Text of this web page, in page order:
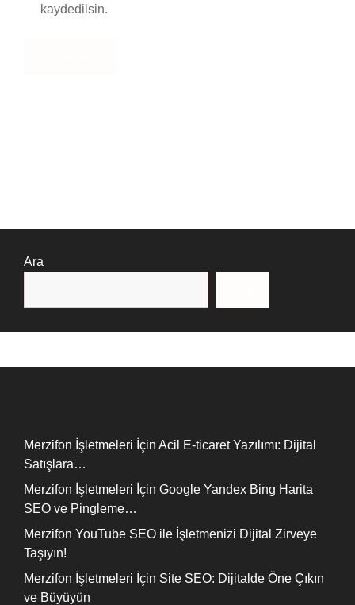
kaydedilsin.
Ara
Merzifon İşletmeleri İçin Acil E-ticaret Yazılımı: Dijital
Satışlara…
Merzifon İşletmeleri İçin Google Yandex Bing Harita
SEO ve Pingleme…
Merzifon YouTube SEO ile İşletmenizi Dijital Zirveye
Taşıyın!
Merzifon İşletmeleri İçin Site SEO: Dijitalde Öne Çıkın
ve Büyüyün